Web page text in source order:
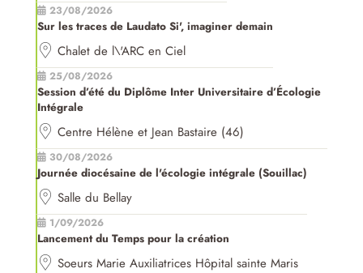
23/08/2026
Sur les traces de Laudato Si', imaginer demain
Chalet de l\'ARC en Ciel
25/08/2026
Session d’été du Diplôme Inter Universitaire d’Écologie
Intégrale
Centre Hélène et Jean Bastaire (46)
30/08/2026
Journée diocésaine de l'écologie intégrale (Souillac)
Salle du Bellay
1/09/2026
Lancement du Temps pour la création
Soeurs Marie Auxiliatrices Hôpital sainte Maris